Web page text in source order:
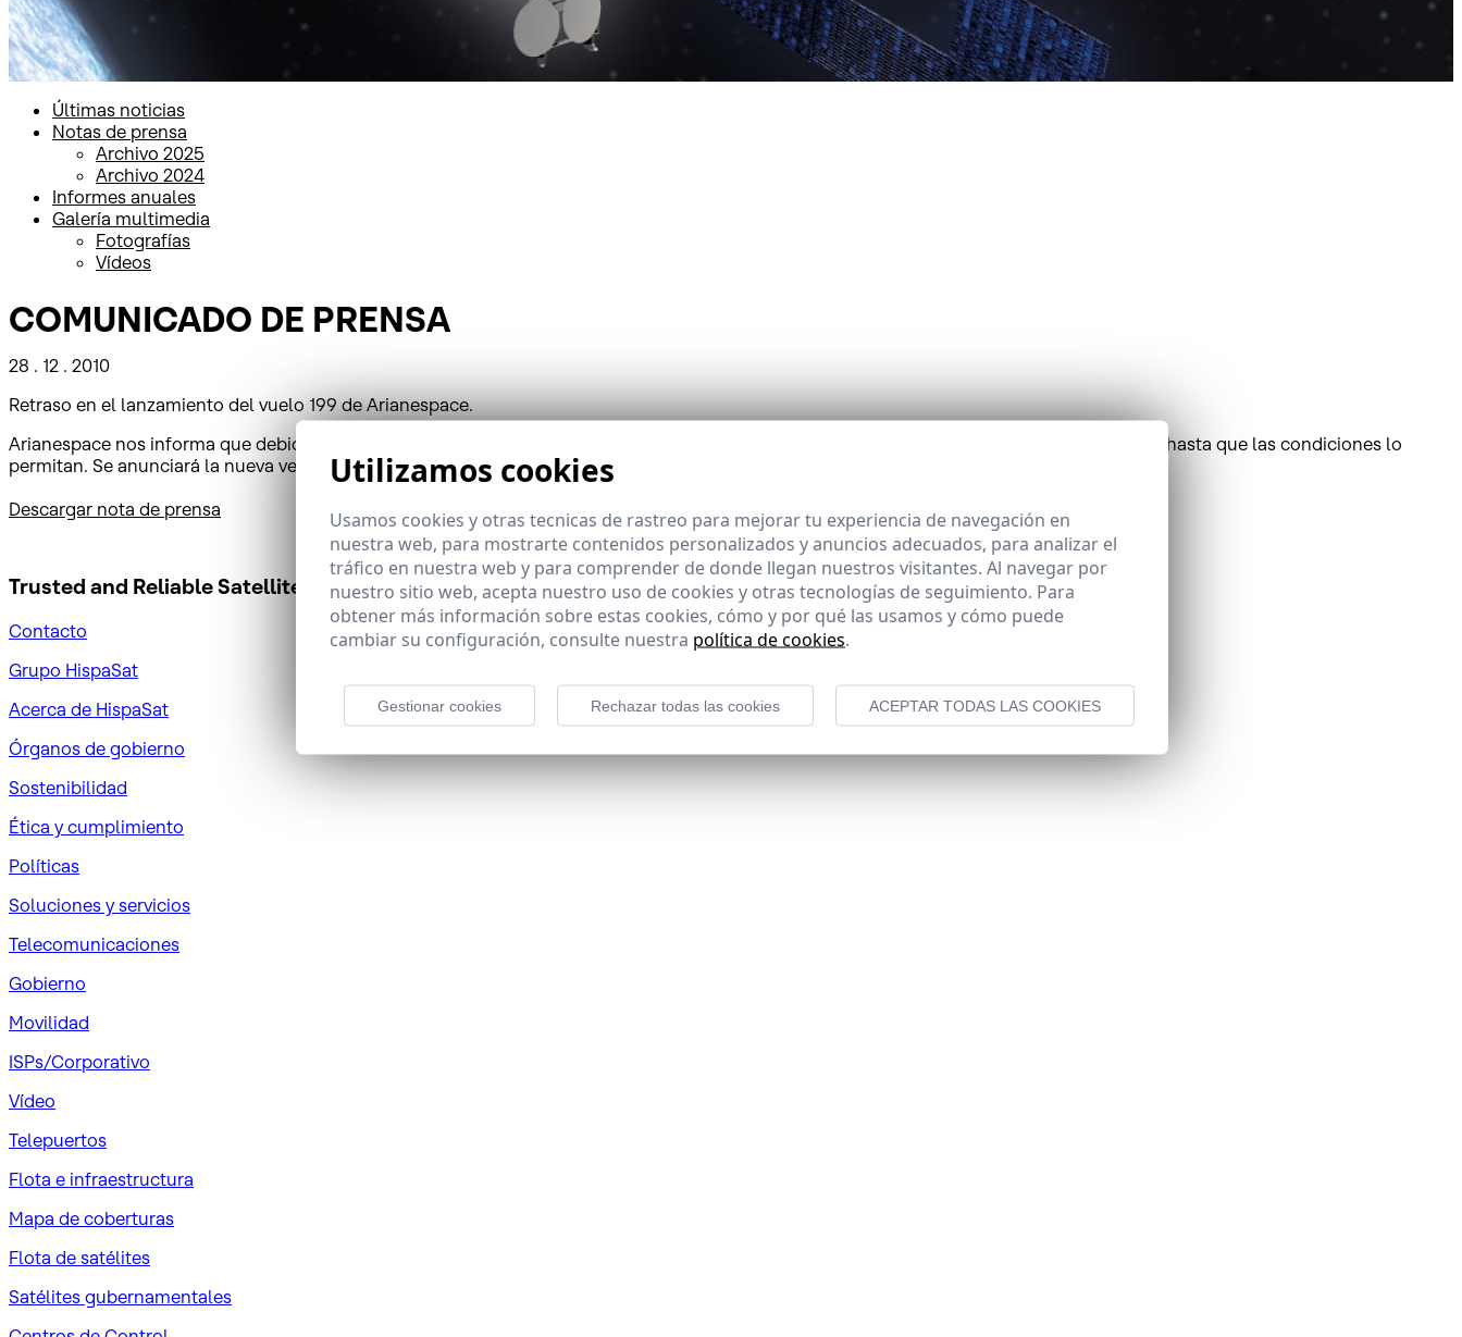
Últimas noticias
Notas de prensa
Archivo 2025
Archivo 2024
Informes anuales
Galería multimedia
Fotografías
Vídeos
COMUNICADO DE PRENSA
28 . 12 . 2010
Retraso en el lanzamiento del vuelo 199 de Arianespace.
Arianespace nos informa que debido a condiciones meteorológicas adversas se ha pospuesto el lanzamiento del vuelo 199 de Arianespace, hasta que las condiciones lo
permitan. Se anunciará la nueva ventana de lanzamiento del satélite HispaSat 1E próximamente.
Descargar nota de prensa
Trusted and ReliableSatellite Solutions
Contacto
Grupo HispaSat
Acerca de HispaSat
Órganos de gobierno
Sostenibilidad
Ética y cumplimiento
Políticas
Soluciones y servicios
Telecomunicaciones
Gobierno
Movilidad
ISPs/Corporativo
Vídeo
Telepuertos
Flota e infraestructura
Mapa de coberturas
Flota de satélites
Satélites gubernamentales
Utilizamos cookies
Usamos cookies y otras tecnicas de rastreo para mejorar tu experiencia de navegación en
nuestra web, para mostrarte contenidos personalizados y anuncios adecuados, para analizar el
tráfico en nuestra web y para comprender de donde llegan nuestros visitantes. Al navegar por
nuestro sitio web, acepta nuestro uso de cookies y otras tecnologías de seguimiento. Para
obtener más información sobre estas cookies, cómo y por qué las usamos y cómo puede
cambiar su configuración, consulte nuestra política de cookies.
Gestionar cookies Rechazar todas las cookies ACEPTAR TODAS LAS COOKIES